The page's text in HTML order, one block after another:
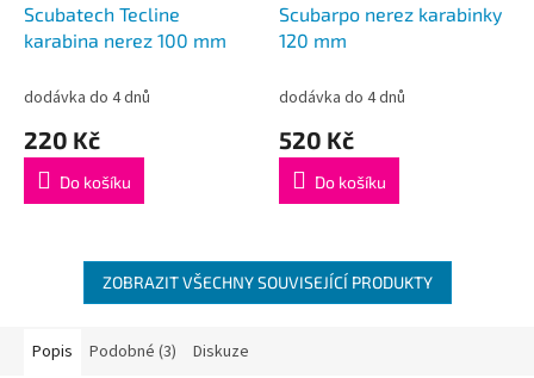
Scubatech Tecline
karabina nerez 100 mm
dodávka do 4 dnů
220 Kč
Do košíku
Scubarpo nerez karabinky
120 mm
dodávka do 4 dnů
520 Kč
Do košíku
ZOBRAZIT VŠECHNY SOUVISEJÍCÍ PRODUKTY
Popis Podobné (3) Diskuze